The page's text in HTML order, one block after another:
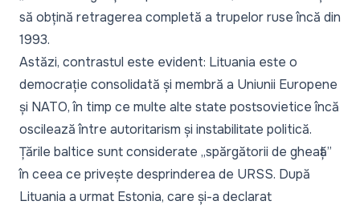
să obțină retragerea completă a trupelor ruse încă din
1993.
Astăzi, contrastul este evident: Lituania este o
democrație consolidată și membră a Uniunii Europene
și NATO, în timp ce multe alte state postsovietice încă
oscilează între autoritarism și instabilitate politică.
Țările baltice sunt considerate „spărgătorii de gheață”
în ceea ce privește desprinderea de URSS. După
Lituania a urmat Estonia, care și-a declarat